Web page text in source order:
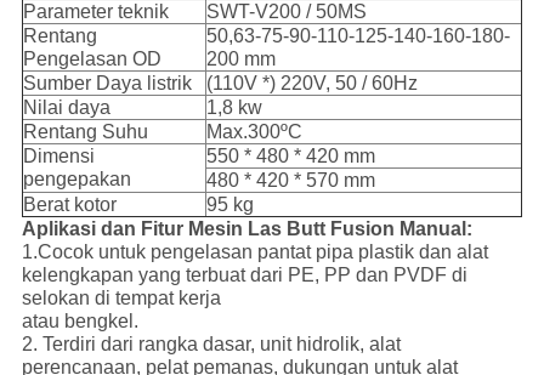
Parameter teknik
SWT-V200 / 50MS
Rentang
Pengelasan OD
50,63-75-90-110-125-140-160-180-
200 mm
Sumber Daya listrik
(110V *) 220V, 50 / 60Hz
Nilai daya
1,8 kw
Rentang Suhu
Max.300ºC
Dimensi
pengepakan
550 * 480 * 420 mm
480 * 420 * 570 mm
Berat kotor
95 kg
Aplikasi dan Fitur Mesin Las Butt Fusion Manual:
1.Cocok untuk pengelasan pantat pipa plastik dan alat
kelengkapan yang terbuat dari PE, PP dan PVDF di
selokan di tempat kerja
atau bengkel.
2. Terdiri dari rangka dasar, unit hidrolik, alat
perencanaan, pelat pemanas, dukungan untuk alat